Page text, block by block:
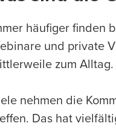
häufiger finden
und private
zum Alltag.
nehmen die
Das hat